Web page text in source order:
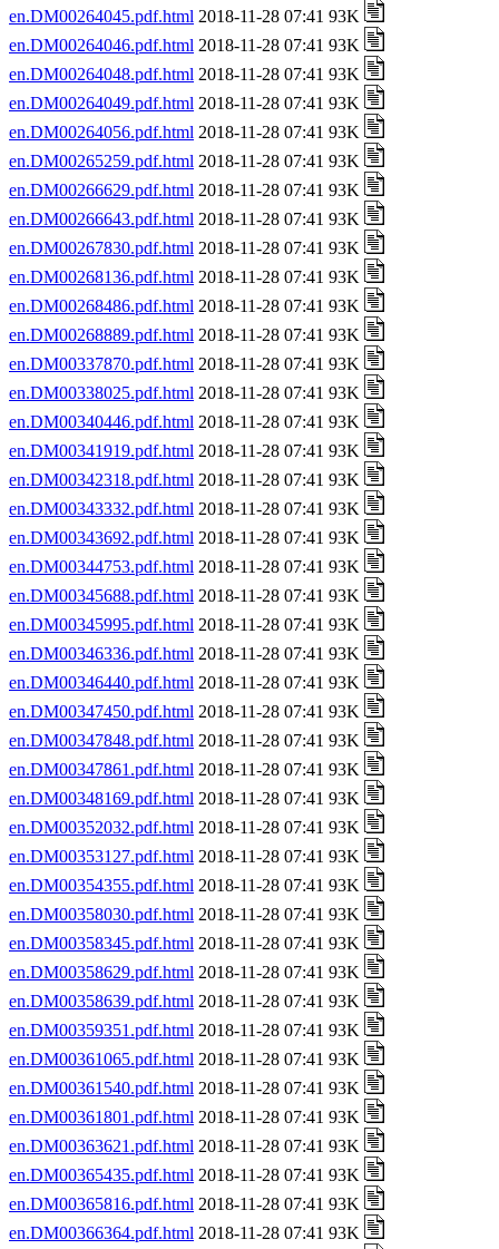
en.DM00264045.pdf.html 2018-11-28 07:41 93K
en.DM00264046.pdf.html 2018-11-28 07:41 93K
en.DM00264048.pdf.html 2018-11-28 07:41 93K
en.DM00264049.pdf.html 2018-11-28 07:41 93K
en.DM00264056.pdf.html 2018-11-28 07:41 93K
en.DM00265259.pdf.html 2018-11-28 07:41 93K
en.DM00266629.pdf.html 2018-11-28 07:41 93K
en.DM00266643.pdf.html 2018-11-28 07:41 93K
en.DM00267830.pdf.html 2018-11-28 07:41 93K
en.DM00268136.pdf.html 2018-11-28 07:41 93K
en.DM00268486.pdf.html 2018-11-28 07:41 93K
en.DM00268889.pdf.html 2018-11-28 07:41 93K
en.DM00337870.pdf.html 2018-11-28 07:41 93K
en.DM00338025.pdf.html 2018-11-28 07:41 93K
en.DM00340446.pdf.html 2018-11-28 07:41 93K
en.DM00341919.pdf.html 2018-11-28 07:41 93K
en.DM00342318.pdf.html 2018-11-28 07:41 93K
en.DM00343332.pdf.html 2018-11-28 07:41 93K
en.DM00343692.pdf.html 2018-11-28 07:41 93K
en.DM00344753.pdf.html 2018-11-28 07:41 93K
en.DM00345688.pdf.html 2018-11-28 07:41 93K
en.DM00345995.pdf.html 2018-11-28 07:41 93K
en.DM00346336.pdf.html 2018-11-28 07:41 93K
en.DM00346440.pdf.html 2018-11-28 07:41 93K
en.DM00347450.pdf.html 2018-11-28 07:41 93K
en.DM00347848.pdf.html 2018-11-28 07:41 93K
en.DM00347861.pdf.html 2018-11-28 07:41 93K
en.DM00348169.pdf.html 2018-11-28 07:41 93K
en.DM00352032.pdf.html 2018-11-28 07:41 93K
en.DM00353127.pdf.html 2018-11-28 07:41 93K
en.DM00354355.pdf.html 2018-11-28 07:41 93K
en.DM00358030.pdf.html 2018-11-28 07:41 93K
en.DM00358345.pdf.html 2018-11-28 07:41 93K
en.DM00358629.pdf.html 2018-11-28 07:41 93K
en.DM00358639.pdf.html 2018-11-28 07:41 93K
en.DM00359351.pdf.html 2018-11-28 07:41 93K
en.DM00361065.pdf.html 2018-11-28 07:41 93K
en.DM00361540.pdf.html 2018-11-28 07:41 93K
en.DM00361801.pdf.html 2018-11-28 07:41 93K
en.DM00363621.pdf.html 2018-11-28 07:41 93K
en.DM00365435.pdf.html 2018-11-28 07:41 93K
en.DM00365816.pdf.html 2018-11-28 07:41 93K
en.DM00366364.pdf.html 2018-11-28 07:41 93K